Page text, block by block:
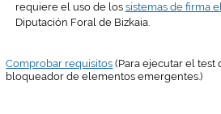
requiere el uso de los sistemas de firma
Diputación Foral de Bizkaia.
Comprobar requisitos (Para ejecutar el
bloqueador de elementos emergentes.)